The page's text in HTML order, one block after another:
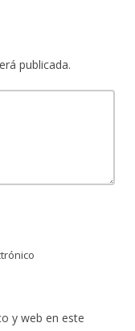
publicada.
y web en este